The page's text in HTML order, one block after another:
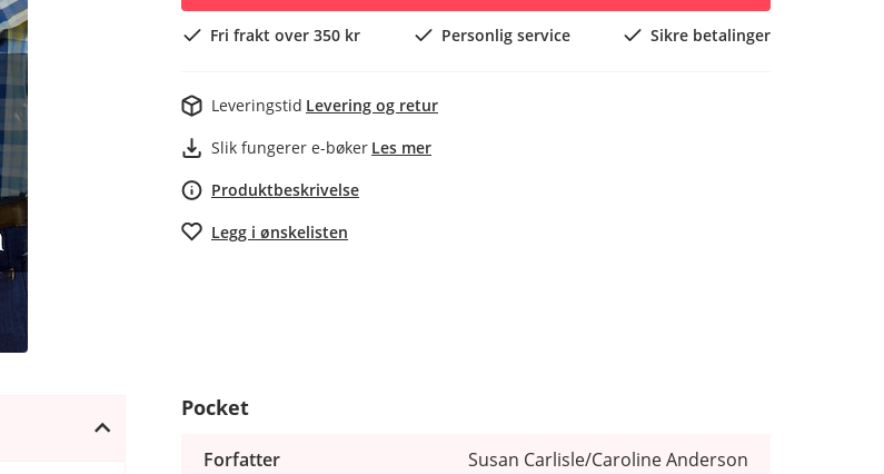
Fri frakt over 350 kr Personlig service Sikre betalinger
Leveringstid Levering og retur
Slik fungerer e-bøker Les mer
Produktbeskrivelse
Legg i ønskelisten
Pocket
Forfatter Susan Carlisle/Caroline Anderson